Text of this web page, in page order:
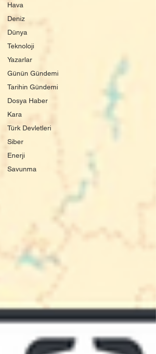
Hava
Deniz
Dünya
Teknoloji
Yazarlar
Günün Gündemi
Tarihin Gündemi
Dosya Haber
Kara
Türk Devletleri
Siber
Enerji
Savunma